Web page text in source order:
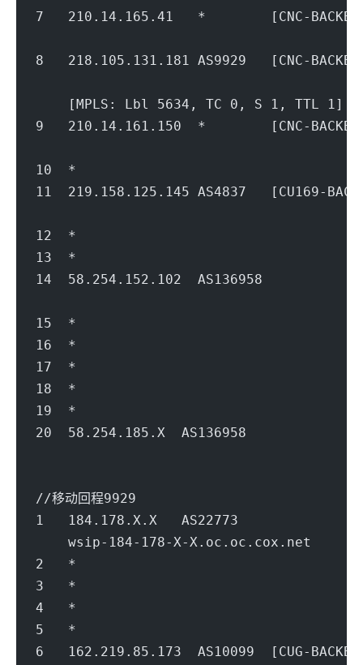
7   210.14.165.41   *        [CNC-
8   218.105.131.181 AS9929   [CNC-
    [MPLS: Lbl 5634, TC 0, S 1, TTL 1]
9   210.14.161.150  *        [CNC-
10  *
11  219.158.125.145 AS4837   [CU169-
12  *
13  *
14  58.254.152.102  AS136958
15  *
16  *
17  *
18  *
19  *
20  58.254.185.X  AS136958
//移动回程9929
1   184.178.X.X   AS22773
wsip-184-178-X-X.oc.oc.cox.net
2   *
3   *
4   *
5   *
6   162.219.85.173  AS10099  [CUG-